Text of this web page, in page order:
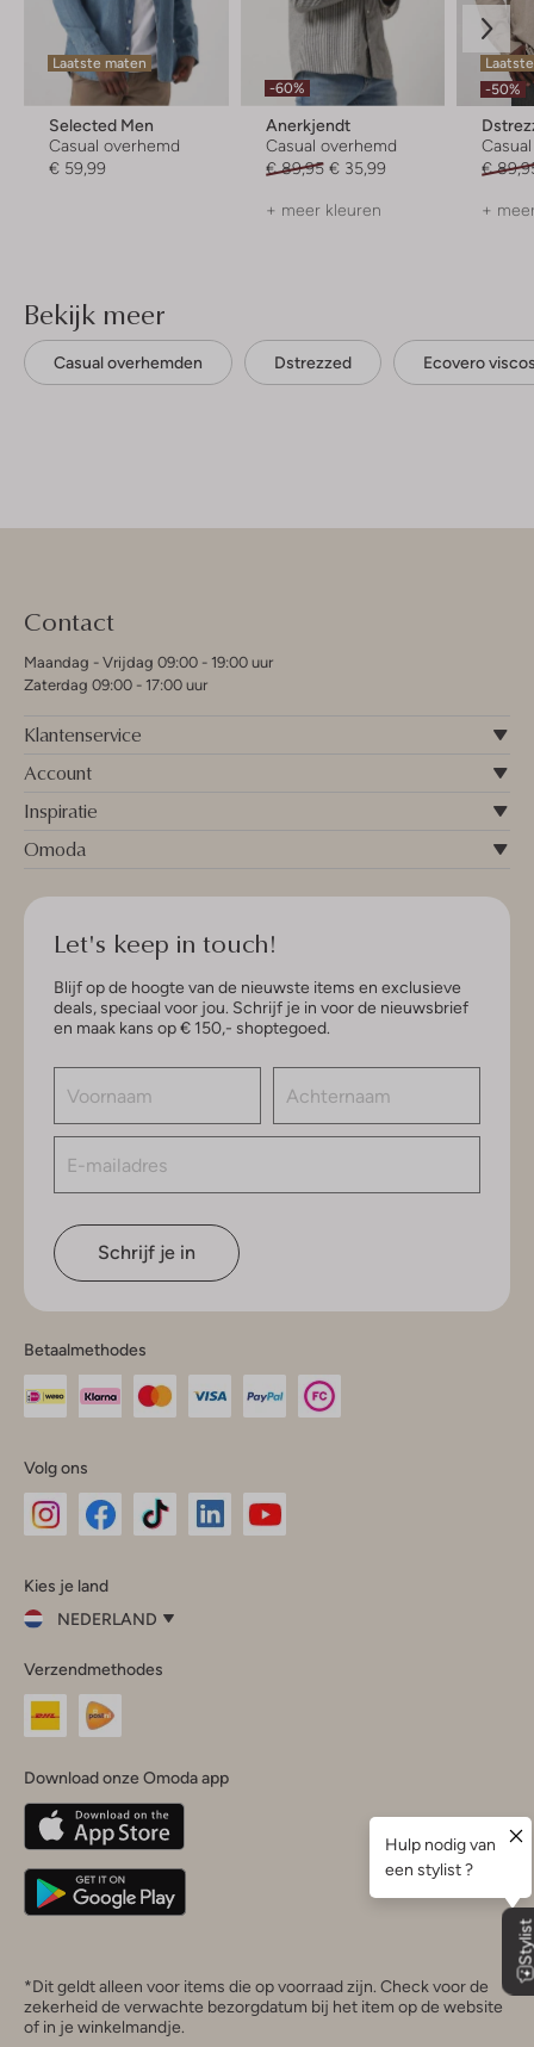
Laatste maten
Selected Men
Casual overhemd
€ 59,99
-60%
Anerkjendt
Casual overhemd
€ 89,95 € 35,99
+ meer kleuren
-50%
€
+
Bekijk meer
Casual overhemden Dstrezzed Ecovero
Contact
Maandag - Vrijdag 09:00 - 19:00 uur
Zaterdag 09:00 - 17:00 uur
Klantenservice
Account
Inspiratie
Omoda
Let's keep in touch!
Blijf op de hoogte van de nieuwste items en exclusieve
deals, speciaal voor jou. Schrijf je in voor de nieuwsbrief
en maak kans op € 150,- shoptegoed.
Schrijf je in
Betaalmethodes
Volg ons
InstagramFacebook
Kies je land
NEDERLAND
je
land
Nederland
Belgique(Français)
Deutschland
Verzendmethodes
Download onze Omoda app
*Dit geldt alleen voor items die op voorraad zijn. Check voor de
zekerheid de verwachte bezorgdatum bij het item op de website
of in je winkelmandje.